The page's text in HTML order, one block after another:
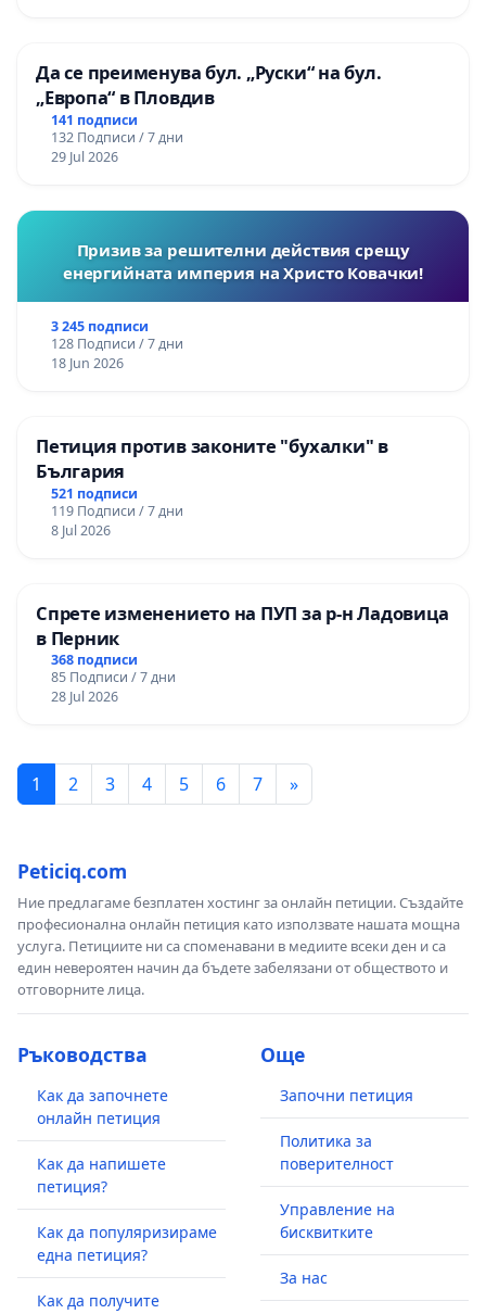
Да се преименува бул. „Руски“ на бул.
„Европа“ в Пловдив
141 подписи
132 Подписи / 7 дни
29 Jul 2026
Призив за решителни действия срещу
енергийната империя на Христо Ковачки!
3 245 подписи
128 Подписи / 7 дни
18 Jun 2026
Петиция против законите "бухалки" в
България
521 подписи
119 Подписи / 7 дни
8 Jul 2026
Спрете изменението на ПУП за р-н Ладовица
в Перник
368 подписи
85 Подписи / 7 дни
28 Jul 2026
1 2 3 4 5 6 7 »
Peticiq.com
Ние предлагаме безплатен хостинг за онлайн петиции. Създайте
професионална онлайн петиция като използвате нашата мощна
услуга. Петициите ни са споменавани в медиите всеки ден и са
един невероятен начин да бъдете забелязани от обществото и
отговорните лица.
Ръководства
Как да започнете
онлайн петиция
Как да напишете
петиция?
Как да популяризираме
една петиция?
Как да получите
Още
Започни петиция
Политика за
поверителност
Управление на
бисквитките
За нас